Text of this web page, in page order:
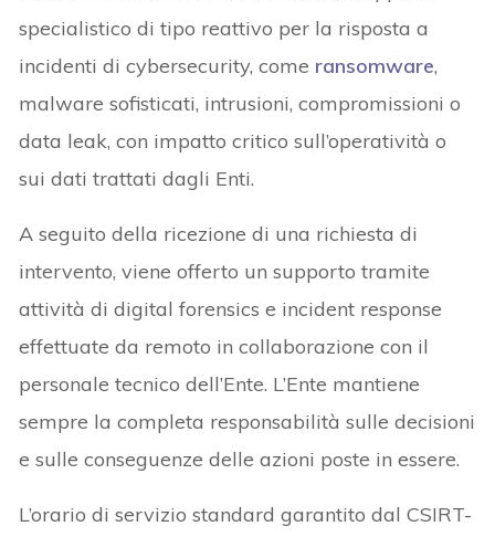
specialistico di tipo reattivo per la risposta a
incidenti di cybersecurity, come ransomware,
malware sofisticati, intrusioni, compromissioni o
data leak, con impatto critico sull’operatività o
sui dati trattati dagli Enti.
A seguito della ricezione di una richiesta di
intervento, viene offerto un supporto tramite
attività di digital forensics e incident response
effettuate da remoto in collaborazione con il
personale tecnico dell’Ente. L’Ente mantiene
sempre la completa responsabilità sulle decisioni
e sulle conseguenze delle azioni poste in essere.
L’orario di servizio standard garantito dal CSIRT-